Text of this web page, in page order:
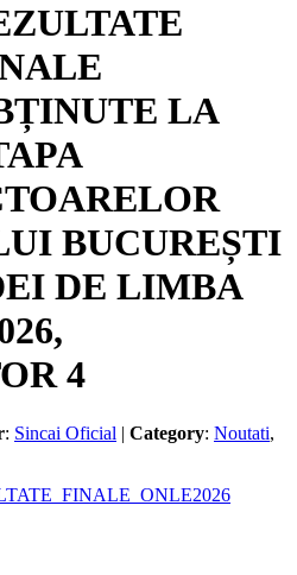
LA
BUCUREȘTI
DE LIMBA
4
: Sincai Oficial | Category: Noutati,